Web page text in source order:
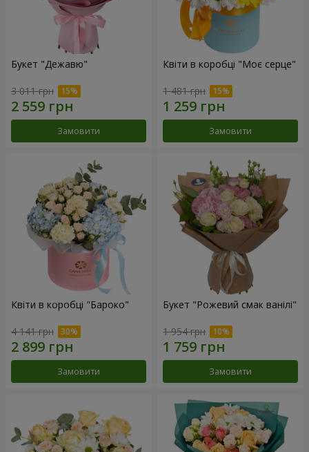
Букет "Дежавю"
3 011 грн
Замовити
Квіти в коробці "Моє серце"
1 481 грн
Замовити
Квіти в коробці "Бароко"
4 141 грн
Замовити
Букет "Рожевий смак ванілі"
1 954 грн
Замовити